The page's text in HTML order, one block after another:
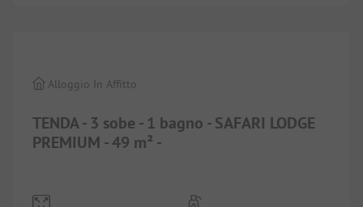
TENDA - 3 sobe - 1 bagno - SAFARI LODGE
PREMIUM - 49 m² -
Alloggio In Affitto